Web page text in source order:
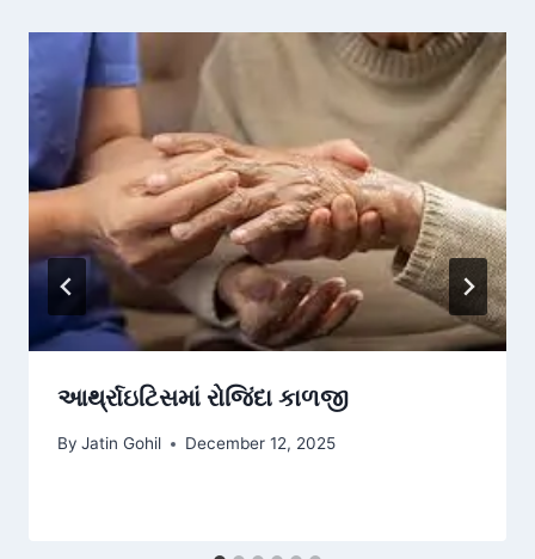
આર્થ્રાઇટિસમાં રોજિંદા કાળજી
By Jatin Gohil December 12, 2025